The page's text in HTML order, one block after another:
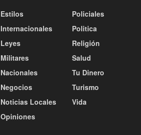
Estilos
Internacionales
Leyes
Militares
Nacionales
Negocios
Noticias Locales
Opiniones
Policiales
Politica
Religión
Salud
Tu Dinero
Turismo
Vida